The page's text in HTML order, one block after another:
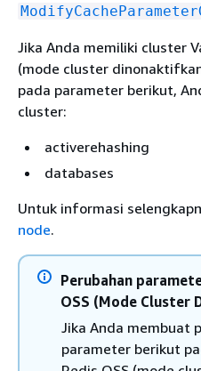
Jika Anda memiliki cluster
(mode cluster
pada parameter berikut,
cluster:
activerehashing
databases
Untuk informasi
node.
Perubahan
OSS (Mode Cluster
Jika Anda membuat
parameter berikut